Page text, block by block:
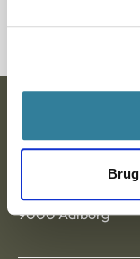
Postadresse:
9000 Aalborg